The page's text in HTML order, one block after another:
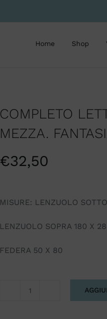
Home Shop
COMPLETO
MEZZA.
€32,50
MISURE: LENZUOLO
LENZUOLO SOPRA 180 X
FEDERA 50 X 80